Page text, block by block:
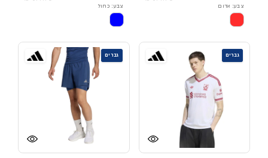
צבע: אדום צבע: כחול
גברים גברים